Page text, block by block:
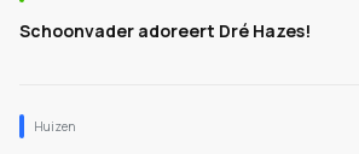
Schoonvader adoreert Dré Hazes!
Huizen